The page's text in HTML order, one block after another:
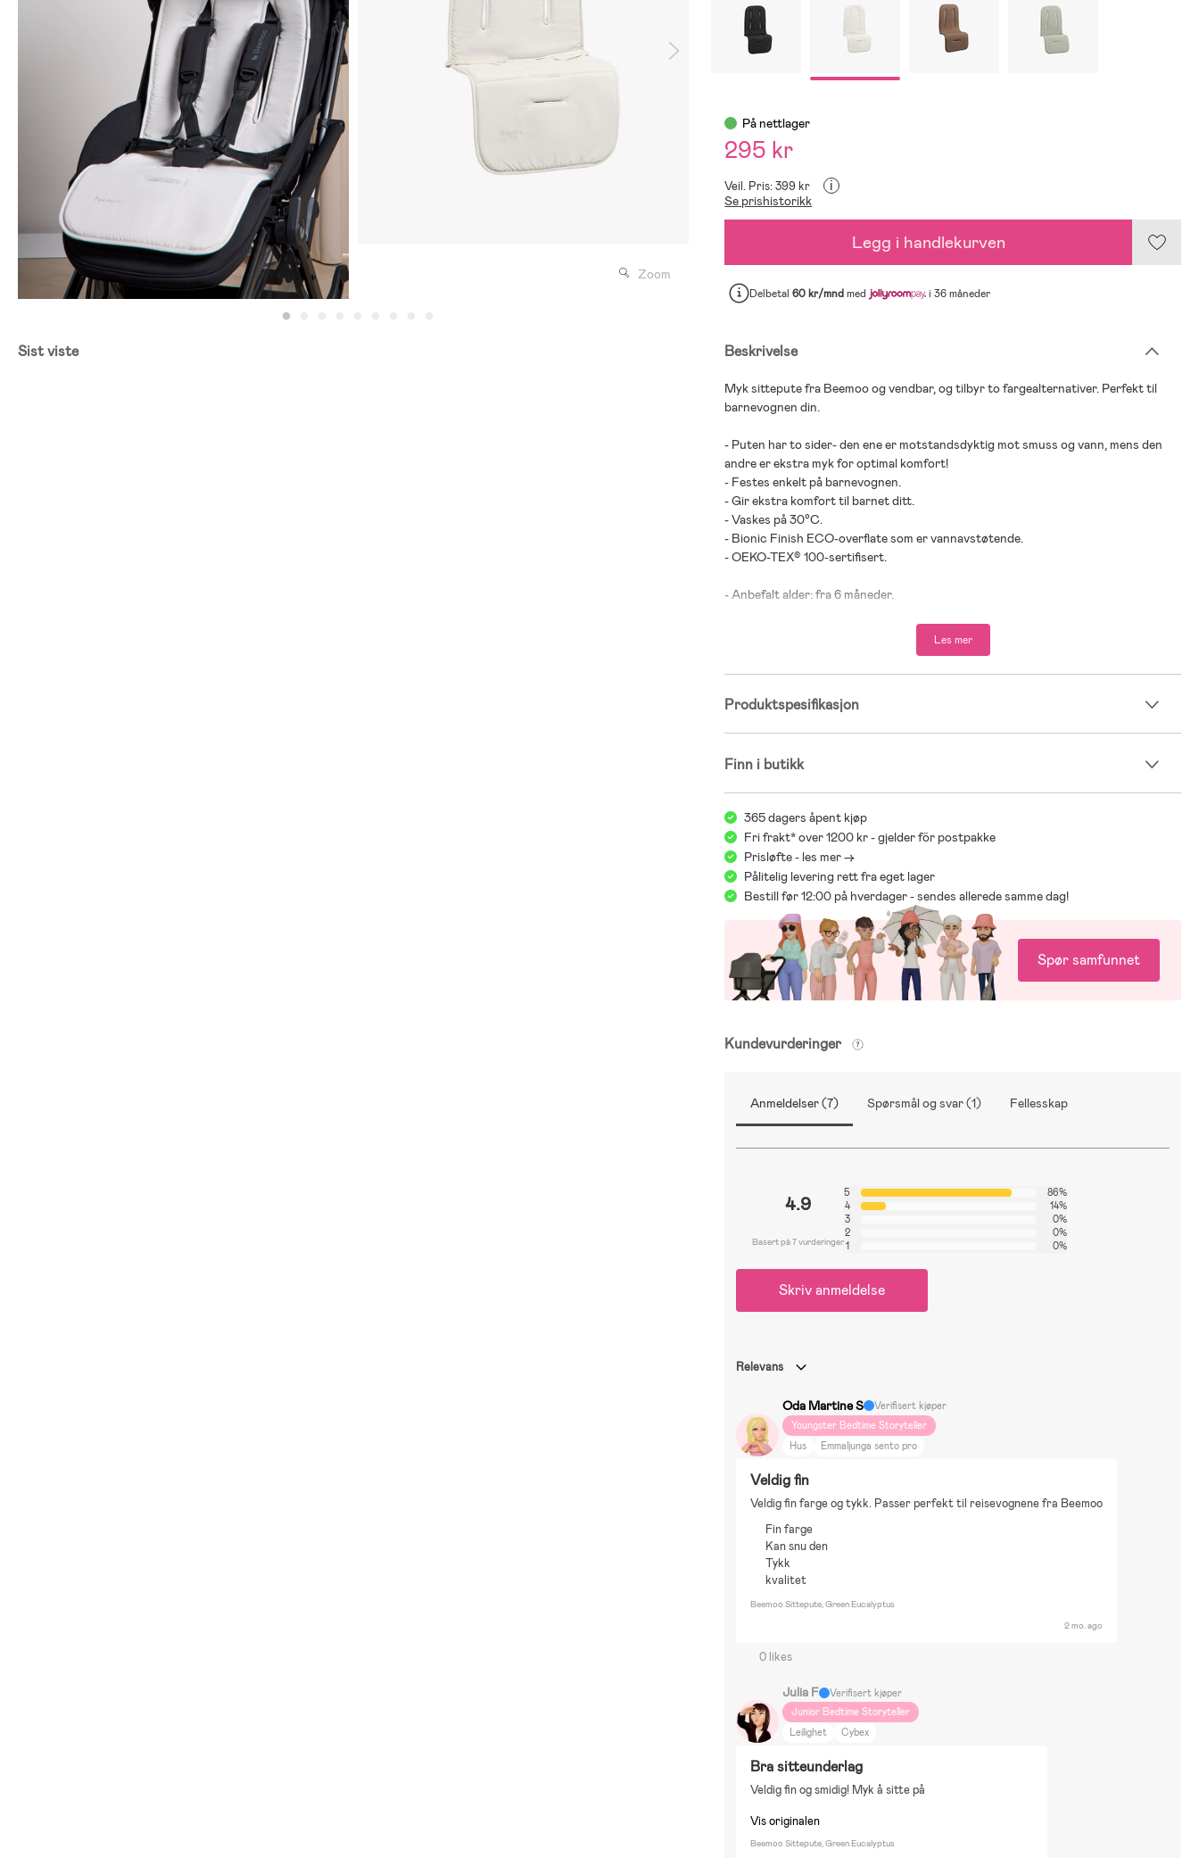
Zoom
Sist viste
På nettlager
295 kr
Veil. Pris: 399 kr i
Se prishistorikk
Legg i handlekurven
Delbetal60 kr/mnd med i 36 måneder
Beskrivelse
Myk sittepute fra Beemoo og vendbar, og tilbyr to fargealternativer. Perfekt til
barnevognen din.
- Puten har to sider- den ene er motstandsdyktig mot smuss og vann, mens den
andre er ekstra myk for optimal komfort!
- Festes enkelt på barnevognen.
- Gir ekstra komfort til barnet ditt.
- Vaskes på 30°C.
- Bionic Finish ECO-overflate som er vannavstøtende.
- OEKO-TEX® 100-sertifisert.
- Anbefalt alder: fra 6 måneder.
Les mer
Produktspesifikasjon
Finn i butikk
365 dagers åpent kjøp
Fri frakt* over 1200 kr - gjelder för postpakke
Prisløfte - les mer ->
Pålitelig levering rett fra eget lager
Bestill før 12:00 på hverdager - sendes allerede samme dag!
Spør samfunnet
Kundevurderinger
Anmeldelser (7) Spørsmål og svar (1) Fellesskap
4.9
Basert på 7 vurderinger
5
86%
4
14%
3
0%
2
0%
1
0%
Skriv anmeldelse
Relevans
Oda Martine S
Verifisert kjøper
Youngster Bedtime Storyteller
Hus
Emmaljunga sento pro
Veldig fin
Veldig fin farge og tykk. Passer perfekt til reisevognene fra Beemoo
Fin farge
Kan snu den
Tykk
kvalitet
Beemoo Sittepute, Green Eucalyptus
2 mo. ago
0 likes
Julia F
Verifisert kjøper
Junior Bedtime Storyteller
Leilighet
Cybex
Bra sitteunderlag
Veldig fin og smidig! Myk å sitte på
Vis originalen
Beemoo Sittepute, Green Eucalyptus